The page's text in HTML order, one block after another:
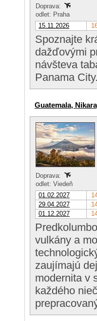
Doprava:
odlet: Praha
15.11.2026
Spoznajte
dažďovými
návšteva
Panama
Guatemala,
Doprava:
odlet: Viedeň
01.02.2027
29.04.2027
01.12.2027
vulkány a
zaujímajú
modernita v
každého